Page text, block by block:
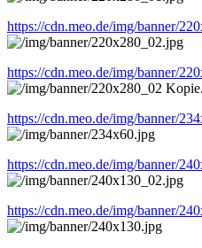
https://cdn.meo.de/img/banner/
https://cdn.meo.de/img/banner/
https://cdn.meo.de/img/banner/
https://cdn.meo.de/img/banner/
https://cdn.meo.de/img/banner/